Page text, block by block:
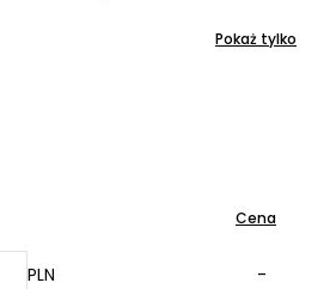
Pokaż tylko
Cena
PLN -